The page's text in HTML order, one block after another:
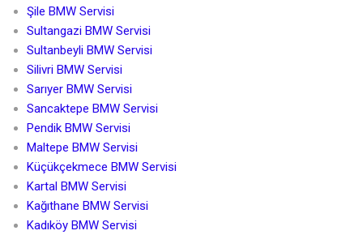
Şile BMW Servisi
Sultangazi BMW Servisi
Sultanbeyli BMW Servisi
Silivri BMW Servisi
Sarıyer BMW Servisi
Sancaktepe BMW Servisi
Pendik BMW Servisi
Maltepe BMW Servisi
Küçükçekmece BMW Servisi
Kartal BMW Servisi
Kağıthane BMW Servisi
Kadıköy BMW Servisi